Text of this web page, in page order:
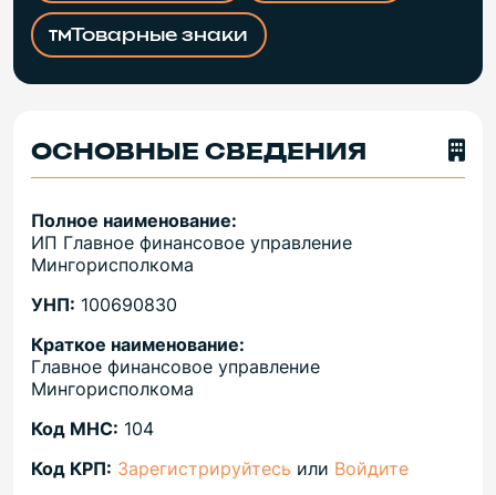
Товарные знаки
ОСНОВНЫЕ СВЕДЕНИЯ
Полное наименование:
ИП Главное финансовое управление
Мингорисполкома
УНП: 100690830
Краткое наименование:
Главное финансовое управление
Мингорисполкома
Код МНС: 104
Код КРП: Зарегистрируйтесь или Войдите